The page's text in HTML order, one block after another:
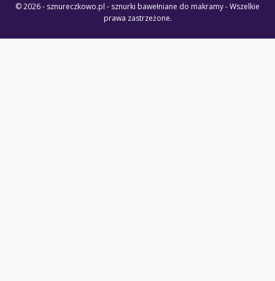
© 2026 - sznureczkowo.pl - sznurki bawełniane do makramy - Wszelkie
prawa zastrzeżone.